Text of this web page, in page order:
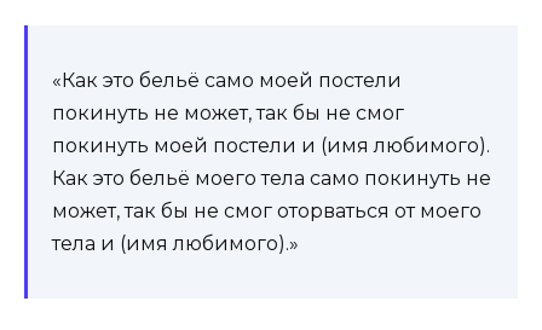
«Как это бельё само моей постели
покинуть не может, так бы не смог
покинуть моей постели и (имя любимого).
Как это бельё моего тела само покинуть не
может, так бы не смог оторваться от моего
тела и (имя любимого).»